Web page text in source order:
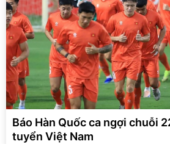
Báo Hàn Quốc ca ngợi chuỗi
tuyển Việt Nam